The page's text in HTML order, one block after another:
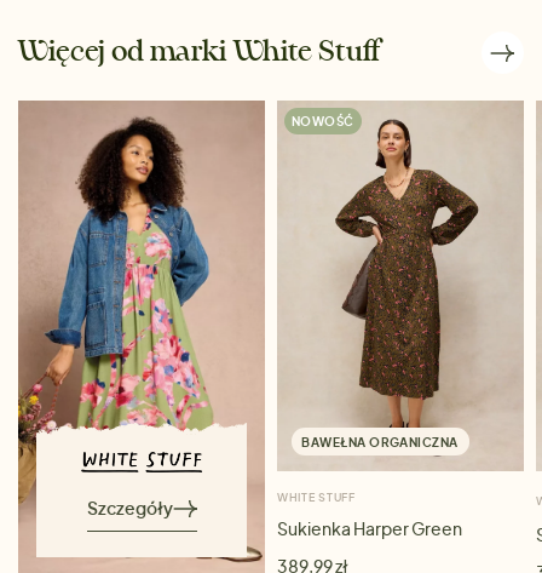
Więcej od marki White Stuff
Szczegóły
NOWOŚĆ
BAWEŁNA ORGANICZNA
WHITE STUFF
Sukienka Harper Green
389,99 zł